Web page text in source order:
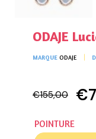
ODAJE
MARQUE ODAJE
€155,00
POINTURE